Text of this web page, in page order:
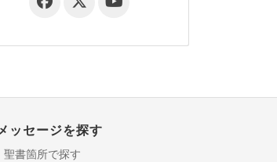
ッセージを探す
聖書箇所で探す